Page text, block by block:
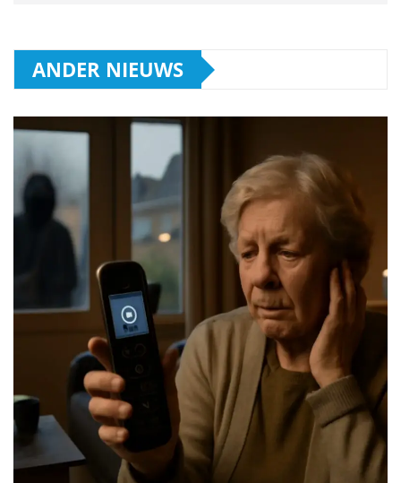
ANDER NIEUWS